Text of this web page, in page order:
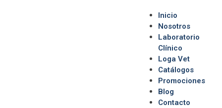
Inicio
Nosotros
Laboratorio
Clínico
Loga Vet
Catálogos
Promociones
Blog
Contacto